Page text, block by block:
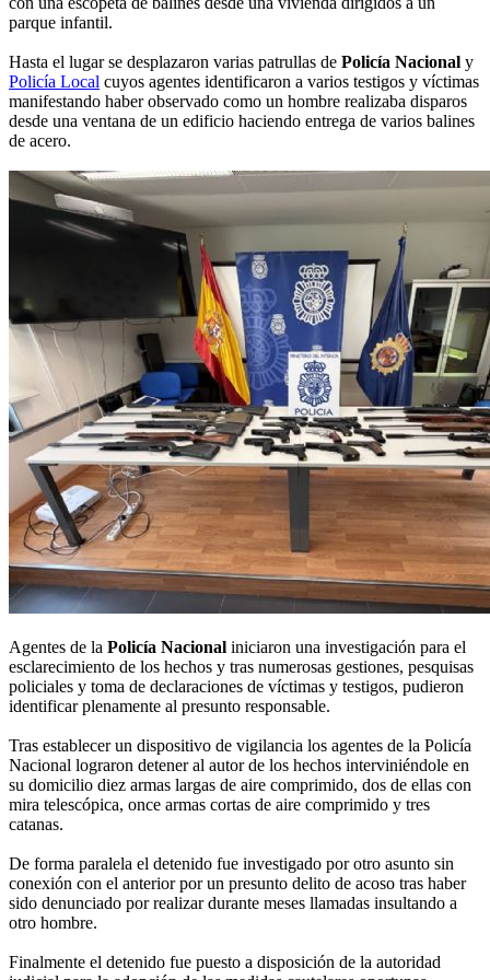
parque infantil.
Hasta el lugar se desplazaron varias patrullas de Policía Nacional y
Policía Local cuyos agentes identificaron a varios testigos y víctimas
manifestando haber observado como un hombre realizaba disparos
desde una ventana de un edificio haciendo entrega de varios balines
de acero.
Agentes de la Policía Nacional iniciaron una investigación para el
esclarecimiento de los hechos y tras numerosas gestiones, pesquisas
policiales y toma de declaraciones de víctimas y testigos, pudieron
identificar plenamente al presunto responsable.
Tras establecer un dispositivo de vigilancia los agentes de la Policía
Nacional lograron detener al autor de los hechos interviniéndole en
su domicilio diez armas largas de aire comprimido, dos de ellas con
mira telescópica, once armas cortas de aire comprimido y tres
catanas.
De forma paralela el detenido fue investigado por otro asunto sin
conexión con el anterior por un presunto delito de acoso tras haber
sido denunciado por realizar durante meses llamadas insultando a
otro hombre.
Finalmente el detenido fue puesto a disposición de la autoridad